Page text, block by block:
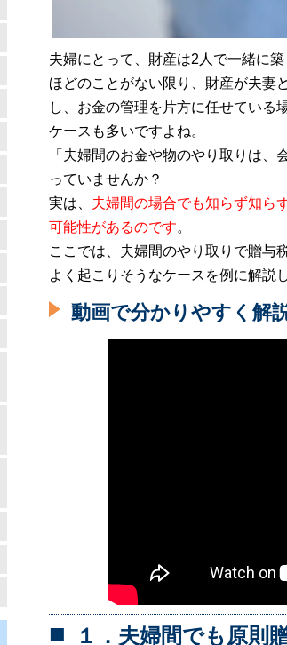
夫婦にとって、財産は2人で一緒に
ほどのことがない限り、財産が夫妻
し、お金の管理を片方に任せている
ケースも多いですよね。
「夫婦間のお金や物のやり取りは
っていませんか？
実は、 夫婦間の場合でも知らず知ら
可能性があるのです。
ここでは、夫婦間のやり取りで贈与
よく起こりそうなケースを例に解説
動画で分かりやすく
１．夫婦間でも原則